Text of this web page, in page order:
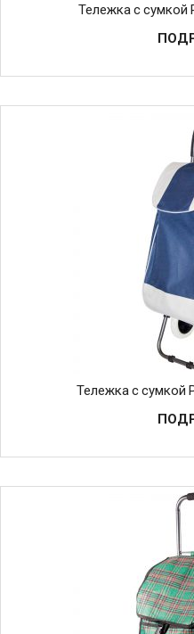
Тележка с сумкой
Тележка с сумкой